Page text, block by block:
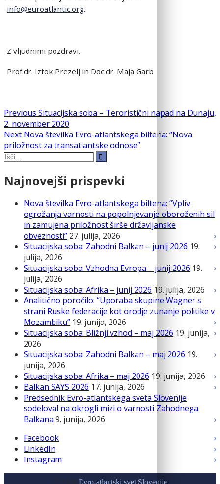
info@euroatlantic.org.
Z vljudnimi pozdravi.
Prof.dr. Iztok Prezelj in Doc.dr. Maja Garb
Navigacija
prispevka
Previous Previous
post:
Situacijska soba – Teroristični napad na Dunaju,
2. november 2020
Next Next
post:
Nova številka Evro-atlantskega biltena: “Nova
priložnost za transatlantske odnose”
Search
Najnovejši prispevki
Nova številka Evro-atlantskega biltena: “Vpliv
ogrožanja varnosti na popolnjevanje oboroženih sil
in zamujena priložnost širše državljanske
obveznosti” 27. julija, 2026
Situacijska soba: Zahodni Balkan – junij 2026 19.
julija, 2026
Situacijska soba: Vzhodna Evropa – junij 2026 19.
julija, 2026
Situacijska soba: Afrika – junij 2026 19. julija, 2026
Analitično poročilo: “Uporaba skupine Wagner s
strani Ruske federacije kot orodje zunanje politike v
Mozambiku” 19. junija, 2026
Situacijska soba: Bližnji vzhod – maj 2026 19. junija,
2026
Situacijska soba: Zahodni Balkan – maj 2026 19.
junija, 2026
Situacijska soba: Afrika – maj 2026 19. junija, 2026
Balkan SAYS 2026 17. junija, 2026
Predsednik Evro-atlantskega sveta Slovenije
sodeloval na okrogli mizi o varnosti Zahodnega
Balkana 9. junija, 2026
Facebook
LinkedIn
Instagram
© 2026 Evro-atlantski svet Slovenije